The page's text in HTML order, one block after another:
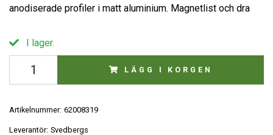
anodiserade profiler i matt aluminium. Magnetlist och dra
I lager.
LÄGG I KORGEN
Artikelnummer: 62008319
Leverantör: Svedbergs